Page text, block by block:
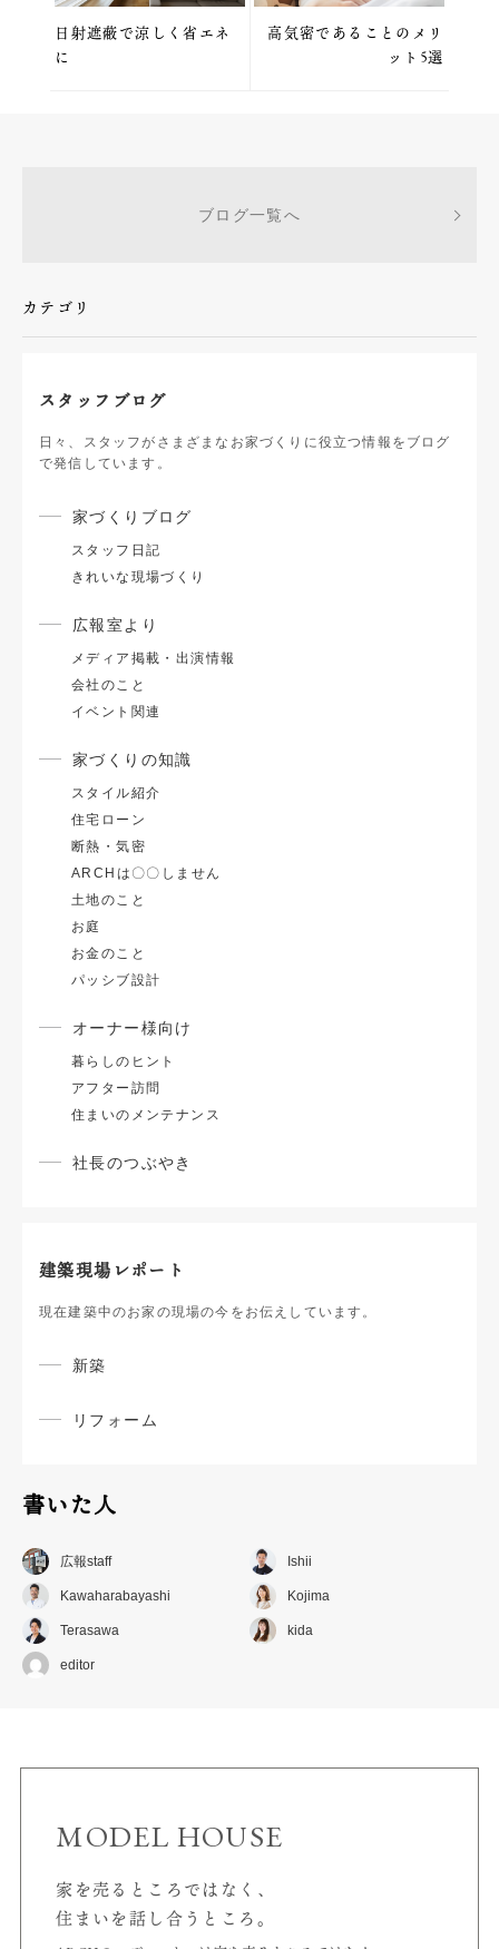
日射遮蔽で涼しく省エネ
に
高気密であることのメリ
ット5選
ブログ一覧へ
カテゴリ
スタッフブログ
日々、スタッフがさまざまなお家づくりに役立つ情報をブログ
で発信しています。
家づくりブログ
スタッフ日記
きれいな現場づくり
広報室より
メディア掲載・出演情報
会社のこと
イベント関連
家づくりの知識
スタイル紹介
住宅ローン
断熱・気密
ARCHは〇〇しません
土地のこと
お庭
お金のこと
パッシブ設計
オーナー様向け
暮らしのヒント
アフター訪問
住まいのメンテナンス
社長のつぶやき
建築現場レポート
現在建築中のお家の現場の今をお伝えしています。
新築
リフォーム
書いた人
広報staff Ishii
Kawaharabayashi Kojima
Terasawa kida
editor
MODEL HOUSE
家を売るところではなく、
住まいを話し合うところ。